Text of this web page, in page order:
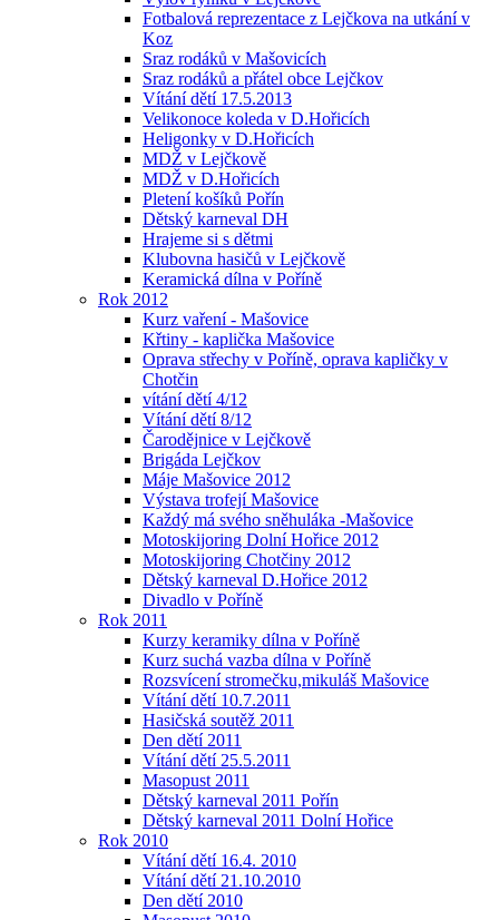
Fotbalová reprezentace z Lejčkova na utkání v
Koz
Sraz rodáků v Mašovicích
Sraz rodáků a přátel obce Lejčkov
Vítání dětí 17.5.2013
Velikonoce koleda v D.Hořicích
Heligonky v D.Hořicích
MDŽ v Lejčkově
MDŽ v D.Hořicích
Pletení košíků Pořín
Dětský karneval DH
Hrajeme si s dětmi
Klubovna hasičů v Lejčkově
Keramická dílna v Poříně
Rok 2012
Kurz vaření - Mašovice
Křtiny - kaplička Mašovice
Oprava střechy v Poříně, oprava kapličky v
Chotčin
vítání dětí 4/12
Vítání dětí 8/12
Čarodějnice v Lejčkově
Brigáda Lejčkov
Máje Mašovice 2012
Výstava trofejí Mašovice
Každý má svého sněhuláka -Mašovice
Motoskijoring Dolní Hořice 2012
Motoskijoring Chotčiny 2012
Dětský karneval D.Hořice 2012
Divadlo v Poříně
Rok 2011
Kurzy keramiky dílna v Poříně
Kurz suchá vazba dílna v Poříně
Rozsvícení stromečku,mikuláš Mašovice
Vítání dětí 10.7.2011
Hasičská soutěž 2011
Den dětí 2011
Vítání dětí 25.5.2011
Masopust 2011
Dětský karneval 2011 Pořín
Dětský karneval 2011 Dolní Hořice
Rok 2010
Vítání dětí 16.4. 2010
Vítání dětí 21.10.2010
Den dětí 2010